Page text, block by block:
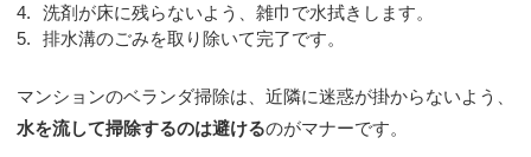
洗剤が床に残らないよう、雑巾で水拭きします。
排水溝のごみを取り除いて完了です。
マンションのベランダ掃除は、近隣に迷惑が掛からないよう、
水を流して掃除するのは避けるのがマナーです。